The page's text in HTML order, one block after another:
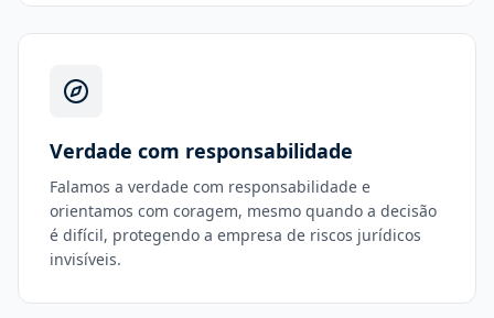
Verdade com responsabilidade
Falamos a verdade com responsabilidade e
orientamos com coragem, mesmo quando a decisão
é difícil, protegendo a empresa de riscos jurídicos
invisíveis.